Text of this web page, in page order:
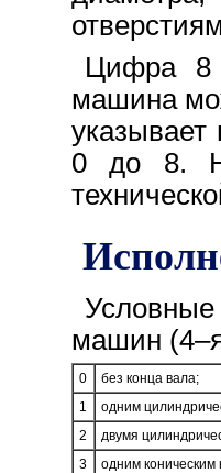
Цифра 8
машина
0 до 8.
машин
0
без конца вала;
1
одним
2
двумя
3
одним коническим